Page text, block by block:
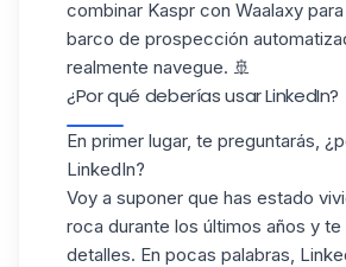
combinar Kaspr con Waalaxy
barco de prospección
realmente navegue. 🚢
¿Por qué deberías usar LinkedIn?
En primer lugar, te preguntarás,
LinkedIn?
Voy a suponer que has estado
roca durante los últimos años y te
detalles. En pocas palabras,